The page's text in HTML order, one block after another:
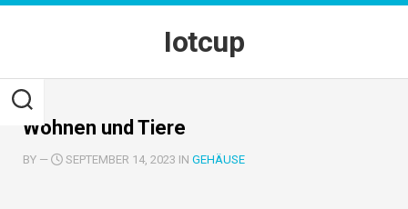
Skip
Iotcup
Wohnen und Tiere
BY — SEPTEMBER 14, 2023 IN GEHÄUSE